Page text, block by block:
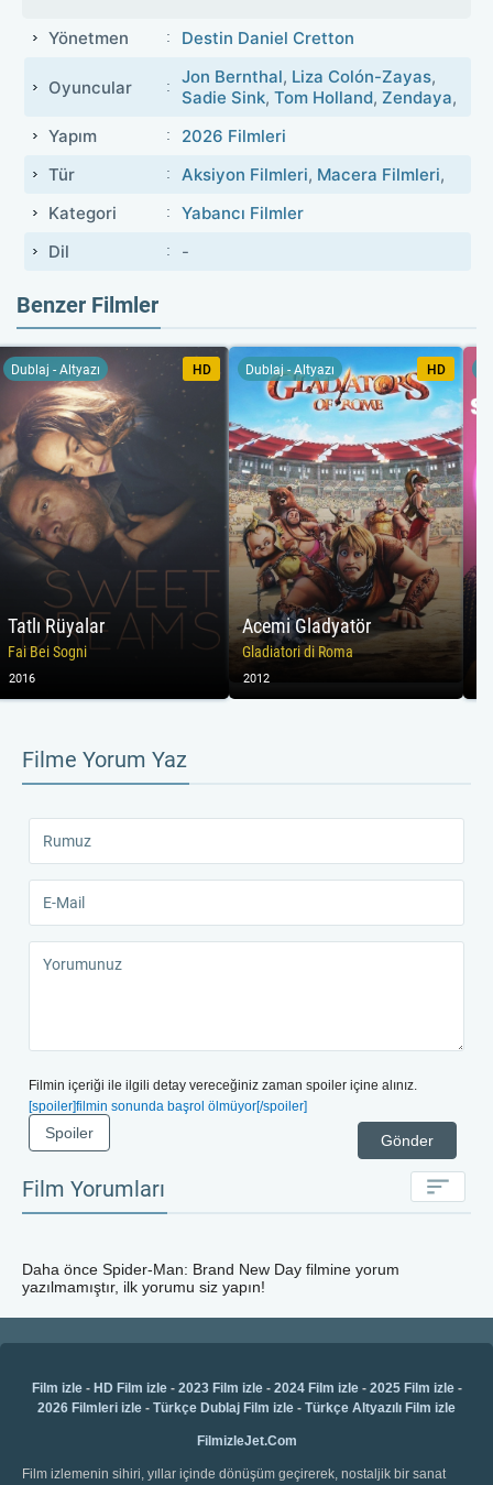
Yönetmen Destin Daniel Cretton
Oyuncular Jon Bernthal, Liza Colón-Zayas,
Sadie Sink, Tom Holland, Zendaya,
Yapım
2026 Filmleri
Tür
Aksiyon Filmleri, Macera Filmleri,
Kategori
Yabancı Filmler
Dil
-
Benzer Filmler
Tatlı Rüyalar
Fai Bei Sogni
Dublaj - Altyazı HD
2016
Acemi Gladyatör
Gladiatori di Roma
Dublaj - Altyazı HD
2012
Filme Yorum Yaz
Filmin içeriği ile ilgili detay vereceğiniz zaman spoiler içine alınız.
[spoiler]filmin sonunda başrol ölmüyor[/spoiler]
Gönder
Spoiler
Film Yorumları
Daha önce Spider-Man: Brand New Day filmine yorum
yazılmamıştır, ilk yorumu siz yapın!
Film izle- HD Film izle- 2023 Film izle- 2024 Film izle- 2025 Film izle-
2026 Filmleri izle - Türkçe Dublaj Film izle - Türkçe Altyazılı Film izle
FilmizleJet.Com
Film izlemenin sihiri, yıllar içinde dönüşüm geçirerek, nostaljik bir sanat